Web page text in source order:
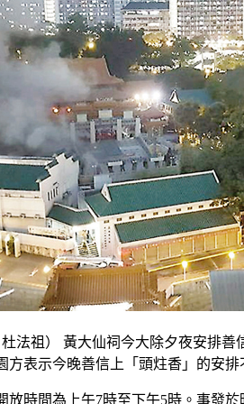
法祖） 黃大仙祠今大除夕夜安排
方表示今晚善信上「頭炷香」的安排
放時間為上午7時至下午5時。事發